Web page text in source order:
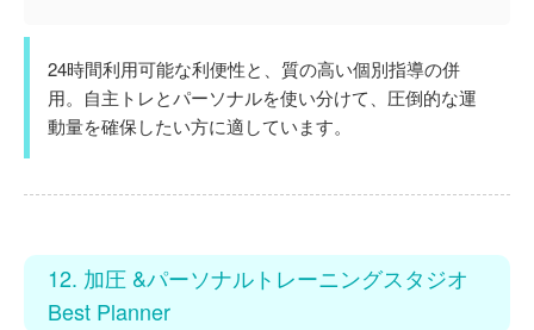
24時間利用可能な利便性と、質の高い個別指導の併
用。自主トレとパーソナルを使い分けて、圧倒的な運
動量を確保したい方に適しています。
12. 加圧 &パーソナルトレーニングスタジオ
Best Planner